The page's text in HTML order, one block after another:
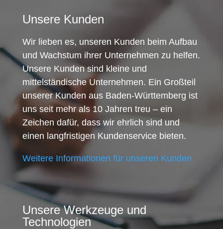
Unsere Kunden
Wir lieben es, unseren Kunden beim Aufbau
und Wachstum ihrer Unternehmen zu helfen.
Unsere Kunden sind kleine und
mittelständische Unternehmen. Ein Großteil
unserer Kunden aus Baden-Württemberg ist
uns seit mehr als 10 Jahren treu – ein
Zeichen dafür, dass wir ehrlich sind und
einen langfristigen Kundenservice bieten.
Weitere Informationen für unseren Kunden
Unsere Werkzeuge und
Technologien